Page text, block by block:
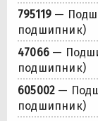
795119 —
подшипник)
47066—
подшипник)
605002 —
подшипник)